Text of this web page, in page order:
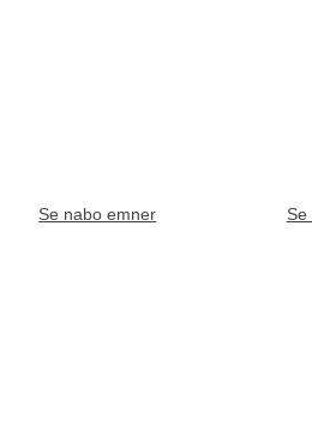
Se nabo emner Se